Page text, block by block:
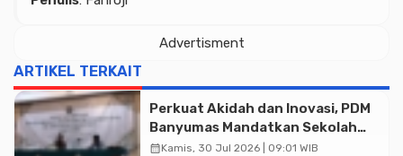
Advertisment
Advertisment
ARTIKEL TERKAIT
Perkuat Akidah dan Inovasi, PDM
Banyumas Mandatkan Sekolah
Muhammadiyah Jadi Pilihan
calendar_monthKamis, 30 Jul 2026 | 09:01 WIB